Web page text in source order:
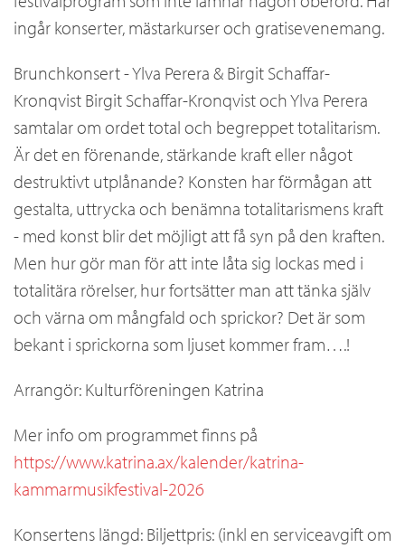
ingår konserter, mästarkurser och gratisevenemang.
Brunchkonsert - Ylva Perera & Birgit Schaffar-
Kronqvist Birgit Schaffar-Kronqvist och Ylva Perera
samtalar om ordet total och begreppet totalitarism.
Är det en förenande, stärkande kraft eller något
destruktivt utplånande? Konsten har förmågan att
gestalta, uttrycka och benämna totalitarismens kraft
- med konst blir det möjligt att få syn på den kraften.
Men hur gör man för att inte låta sig lockas med i
totalitära rörelser, hur fortsätter man att tänka själv
och värna om mångfald och sprickor? Det är som
bekant i sprickorna som ljuset kommer fram….!
Arrangör: Kulturföreningen Katrina
Mer info om programmet finns på
https://www.katrina.ax/kalender/katrina-
kammarmusikfestival-2026
Konsertens längd: Biljettpris: (inkl en serviceavgift om